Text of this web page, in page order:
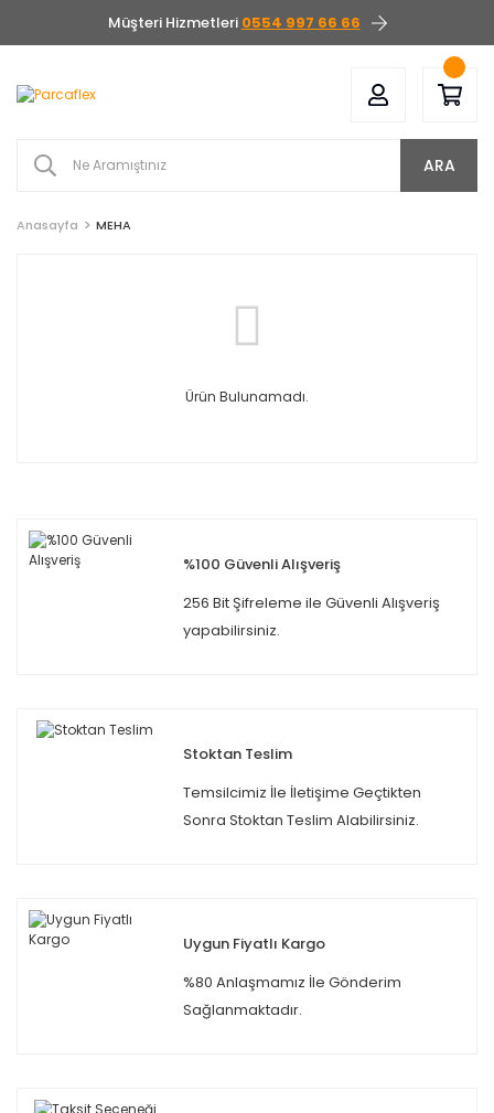
Müşteri Hizmetleri 0554 997 66 66
ARA
Anasayfa MEHA
Ürün Bulunamadı.
%100 Güvenli Alışveriş
256 Bit Şifreleme ile Güvenli Alışveriş
yapabilirsiniz.
Stoktan Teslim
Temsilcimiz İle İletişime Geçtikten
Sonra Stoktan Teslim Alabilirsiniz.
Uygun Fiyatlı Kargo
%80 Anlaşmamız İle Gönderim
Sağlanmaktadır.